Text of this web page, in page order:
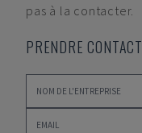
pas à la contacter.
PRENDRE CONTACT